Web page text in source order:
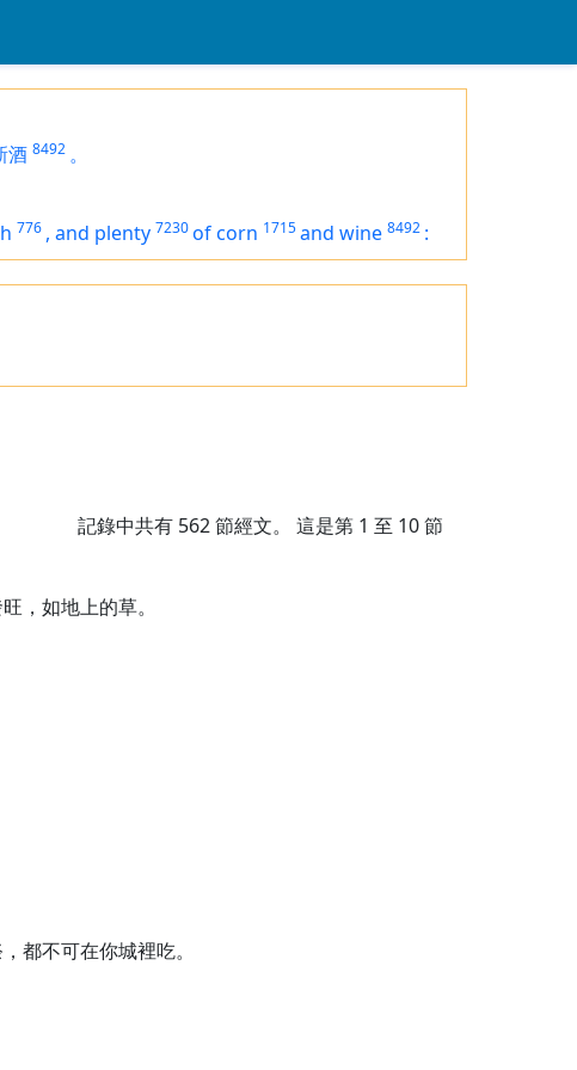
酒 8492 。
776 , and plenty 7230of corn 1715and wine 8492 :
記錄中共有 562節經文。 這是第 1 至 10 節
，如地上的草。
都不可在你城裡吃。